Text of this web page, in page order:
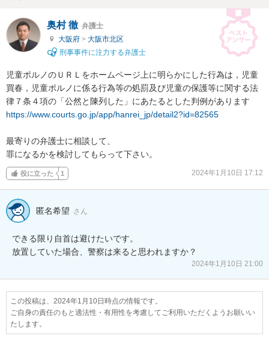
奥村 徹 弁護士
大阪府 > 大阪市北区
刑事事件に注力する弁護士
児童ポルノのＵＲＬをホームページ上に明らかにした行為は，児童
買春，児童ポルノに係る行為等の処罰及び児童の保護等に関する法
https://www.courts.go.jp/app/hanrei_jp/detail2?id=82565
最寄りの弁護士に相談して、
罪になるかを検討してもらって下さい。
役に立った 1 2024年1月10日 17:12
匿名希望 さん
できる限り自首は避けたいです。
放置していた場合、警察は来ると思われますか？
2024年1月10日 21:00
この投稿は、2024年1月10日時点の情報です。
ご自身の責任のもと適法性・有用性を考慮してご利用いただくようお願いい
たします。